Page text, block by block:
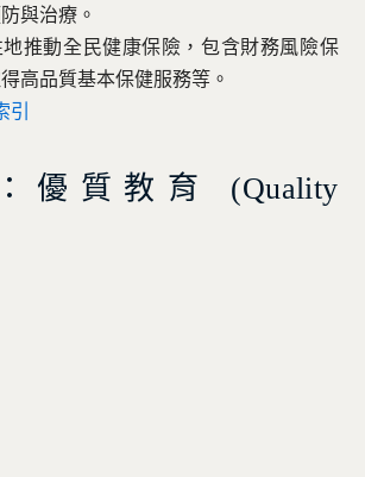
與治療。
推動全民健康保險，包含財務風險保
高品質基本保健服務等。
引
優質教育 (Quality